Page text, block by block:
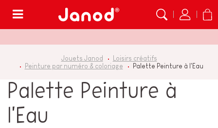
Jouets Janod
Loisirs créatifs
Peinture par numéro & coloriage
Palette Peinture à l'Eau
Palette Peinture à
l'Eau